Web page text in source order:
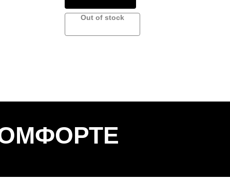
Out of stock